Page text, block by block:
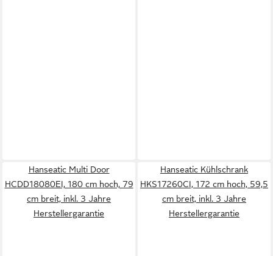
Hanseatic Multi Door
HCDD18080EI, 180 cm hoch, 79
cm breit, inkl. 3 Jahre
Herstellergarantie
Hanseatic Kühlschrank
HKS17260CI, 172 cm hoch, 59,5
cm breit, inkl. 3 Jahre
Herstellergarantie